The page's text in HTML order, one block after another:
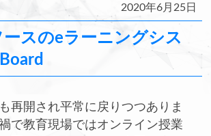
2020年6月25日
スのeラーニングシス
再開され平常に戻りつつありま
で教育現場ではオンライン授業